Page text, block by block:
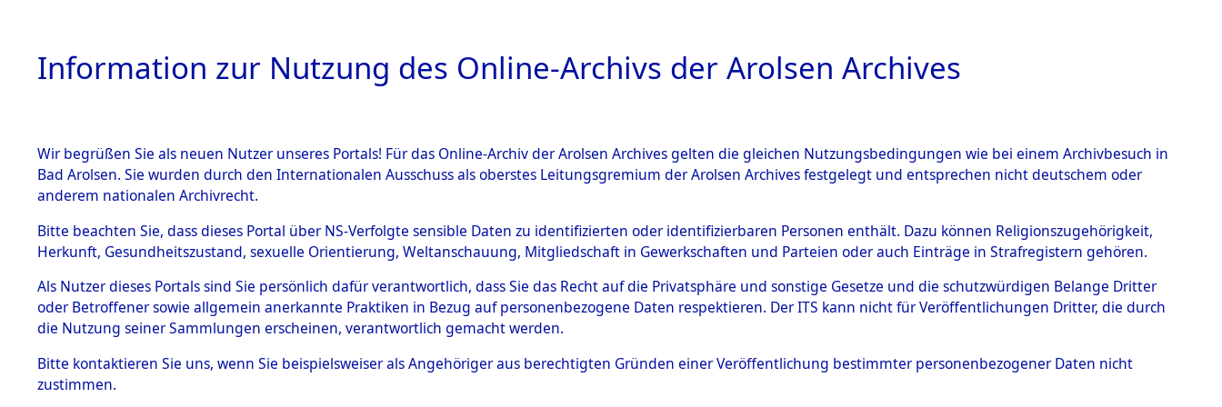
HOME BESTANDSBESCHREIBUNG ARCHIVALE ÜBERSICHT BILD
BESTÄNDE
Inhaftierungsdoku
mente
5. Verschiedenes
Todesmärsche
5.3.1 Alliierte
Rekonstruktion des Verlaufs und der Geschehnisse um
Todesmärsche, alphabetisch gegliedert nach betroffenen Orten
und Lagern→0002 (84629694)→0041 (84629735)
0041 (84629735)
Information zur Nutzung des Online-Archivs der Arolsen Archives
Wir begrüßen Sie als neuen Nutzer unseres Portals! Für das Online-Archiv der Arolsen Archives gelten die gleichen Nutzungsbedingungen wie bei einem Archivbesuch in
Bad Arolsen. Sie wurden durch den Internationalen Ausschuss als oberstes Leitungsgremium der Arolsen Archives festgelegt und entsprechen nicht deutschem oder
anderem nationalen Archivrecht.
Bitte beachten Sie, dass dieses Portal über NS-Verfolgte sensible Daten zu identifizierten oder identifizierbaren Personen enthält. Dazu können Religionszugehörigkeit,
Herkunft, Gesundheitszustand, sexuelle Orientierung, Weltanschauung, Mitgliedschaft in Gewerkschaften und Parteien oder auch Einträge in Strafregistern gehören.
Als Nutzer dieses Portals sind Sie persönlich dafür verantwortlich, dass Sie das Recht auf die Privatsphäre und sonstige Gesetze und die schutzwürdigen Belange Dritter
oder Betroffener sowie allgemein anerkannte Praktiken in Bezug auf personenbezogene Daten respektieren. Der ITS kann nicht für Veröffentlichungen Dritter, die durch
die Nutzung seiner Sammlungen erscheinen, verantwortlich gemacht werden.
Bitte kontaktieren Sie uns, wenn Sie beispielsweiser als Angehöriger aus berechtigten Gründen einer Veröffentlichung bestimmter personenbezogener Daten nicht
zustimmen.